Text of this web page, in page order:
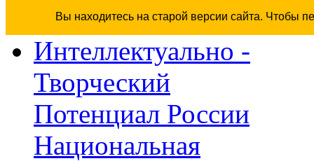
Вы находитесь на старой версии сайта. Чтобы
Интеллектуально -
Творческий
Потенциал России
Национальная